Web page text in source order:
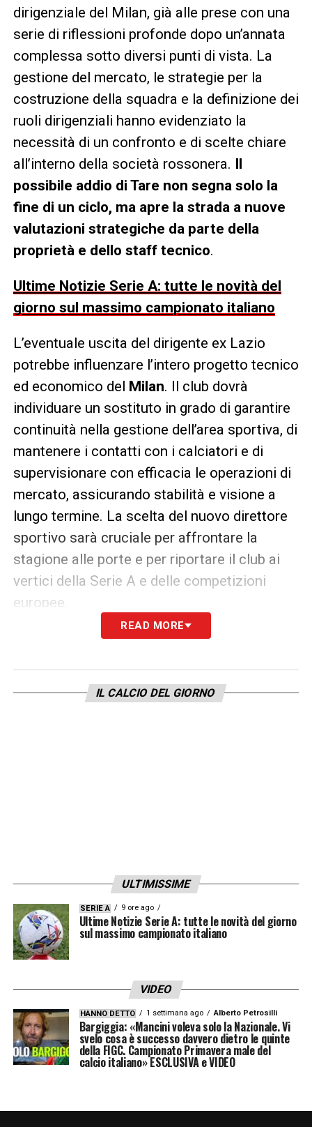
dirigenziale del Milan, già alle prese con una
serie di riflessioni profonde dopo un’annata
complessa sotto diversi punti di vista. La
gestione del mercato, le strategie per la
costruzione della squadra e la definizione dei
ruoli dirigenziali hanno evidenziato la
necessità di un confronto e di scelte chiare
all’interno della società rossonera. Il
possibile addio di Tare non segna solo la
fine di un ciclo, ma apre la strada a nuove
valutazioni strategiche da parte della
proprietà e dello staff tecnico.
Ultime Notizie Serie A: tutte le novità del
giorno sul massimo campionato italiano
L’eventuale uscita del dirigente ex Lazio
potrebbe influenzare l’intero progetto tecnico
ed economico del Milan. Il club dovrà
individuare un sostituto in grado di garantire
continuità nella gestione dell’area sportiva, di
mantenere i contatti con i calciatori e di
supervisionare con efficacia le operazioni di
mercato, assicurando stabilità e visione a
lungo termine. La scelta del nuovo direttore
sportivo sarà cruciale per affrontare la
stagione alle porte e per riportare il club ai
vertici della Serie A e delle competizioni
europee.
Resta da capire quali saranno le prossime
raccogliere l’eredità diTare. La dirigenza
dovrà valutare profili capaci di coniugare
di affrontare le sfide nazionali e
L’uscita diIgli Taresegna un momento
delicato per il
stabilità necessaria per non compromettere
il progetto tecnico e il percorso di crescita
del club. Il futuro del dirigente albanese sarà
dunque determinante per definire i contorni
READ MORE
IL CALCIO DEL GIORNO
ULTIMISSIME
SERIE A 9 ore ago
Ultime Notizie Serie A: tutte le novità del giorno
sul massimo campionato italiano
VIDEO
HANNO DETTO 1 settimana ago Alberto Petrosilli
Bargiggia: «Mancini voleva solo la Nazionale. Vi
svelo cosa è successo davvero dietro le quinte
della FIGC. Campionato Primavera male del
calcio italiano» ESCLUSIVA e VIDEO